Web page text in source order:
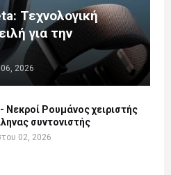
Τεχνολογική
για την
2026
Νεκροί Ρουμάνος χειριστής
συντονιστής
02, 2026